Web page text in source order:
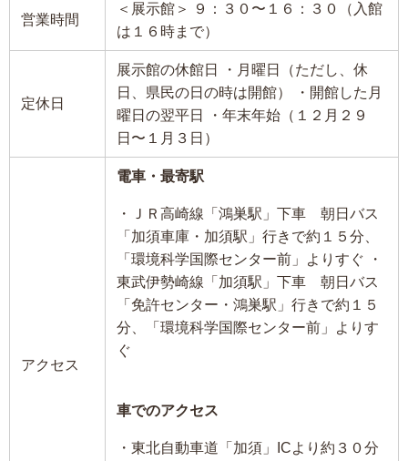
営業時間
＜展示館＞ ９：３０〜１６：３０（入館
は１６時まで）
定休日
展示館の休館日 ・月曜日（ただし、休
日、県民の日の時は開館） ・開館した月
曜日の翌平日 ・年末年始（１２月２９
日〜１月３日）
アクセス
電車・最寄駅
・ＪＲ高崎線「鴻巣駅」下車 朝日バス
「加須車庫・加須駅」行きで約１５分、
「環境科学国際センター前」よりすぐ ・
東武伊勢崎線「加須駅」下車 朝日バス
「免許センター・鴻巣駅」行きで約１５
分、「環境科学国際センター前」よりす
ぐ
車でのアクセス
・東北自動車道「加須」ICより約３０分